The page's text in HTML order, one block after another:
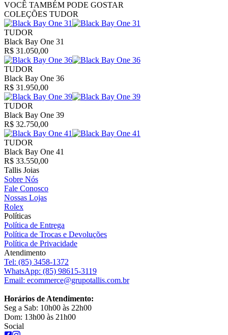
VOCÊ TAMBÉM PODE GOSTAR
COLEÇÕES TUDOR
TUDOR
Black Bay One 31
R$ 31.050,00
TUDOR
Black Bay One 36
R$ 31.950,00
TUDOR
Black Bay One 39
R$ 32.750,00
TUDOR
Black Bay One 41
R$ 33.550,00
Tallis Joias
Sobre Nós
Fale Conosco
Nossas Lojas
Rolex
Políticas
Política de Entrega
Política de Trocas e Devoluções
Política de Privacidade
Atendimento
Tel: (85) 3458-1372
WhatsApp: (85) 98615-3119
Email: ecommerce@grupotallis.com.br
Horários de Atendimento:
Seg a Sab: 10h00 às 22h00
Dom: 13h00 às 21h00
Social